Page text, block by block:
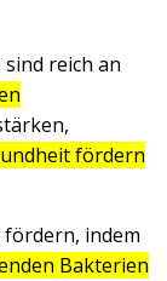
reich an
fördern
indem
Bakterien